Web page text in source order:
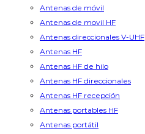
Antenas de móvil
Antenas de movil HF
Antenas direccionales V-UHF
Antenas HF
Antenas HF de hilo
Antenas HF direccionales
Antenas HF recepción
Antenas portables HF
Antenas portátil